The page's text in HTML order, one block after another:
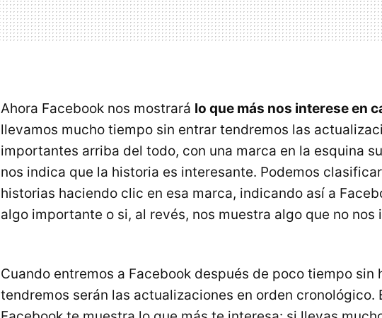
Ahora Facebook nos mostrará lo que más nos interese en
llevamos mucho tiempo sin entrar tendremos las
importantes arriba del todo, con una marca en la esquina
nos indica que la historia es interesante. Podemos
historias haciendo clic en esa marca, indicando así a
algo importante o si, al revés, nos muestra algo que no nos
Cuando entremos a Facebook después de poco tiempo sin
tendremos serán las actualizaciones en orden cronológico.